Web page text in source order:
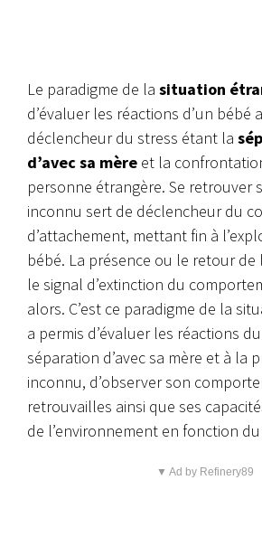
Le paradigme de la situation
d’évaluer les réactions d’un bébé
déclencheur du stress étant la
d’avec sa mère et la
personne étrangère. Se retrouver
inconnu sert de déclencheur du
d’attachement, mettant fin à
bébé. La présence ou le retour
le signal d’extinction du
alors. C’est ce paradigme de la
a permis d’évaluer les réactions
séparation d’avec sa mère et à la
inconnu, d’observer son
retrouvailles ainsi que ses
de l’environnement en fonction
▼ Ad by Refinery89